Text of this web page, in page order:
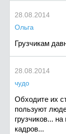
28.08.2014
Ольга
Грузчикам
28.08.2014
чудо
Обходите их
пользуют
грузчиков...
кадров...